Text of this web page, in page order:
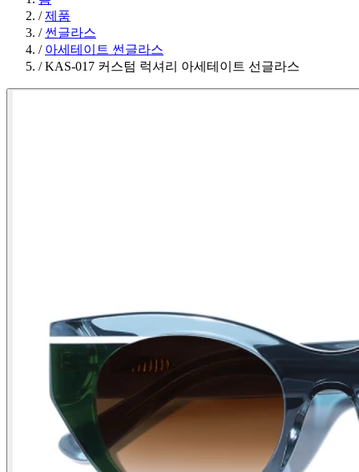
/제품
/ 썬글라스
/ 아세테이트 썬글라스
/KAS-017 커스텀 럭셔리 아세테이트 선글라스